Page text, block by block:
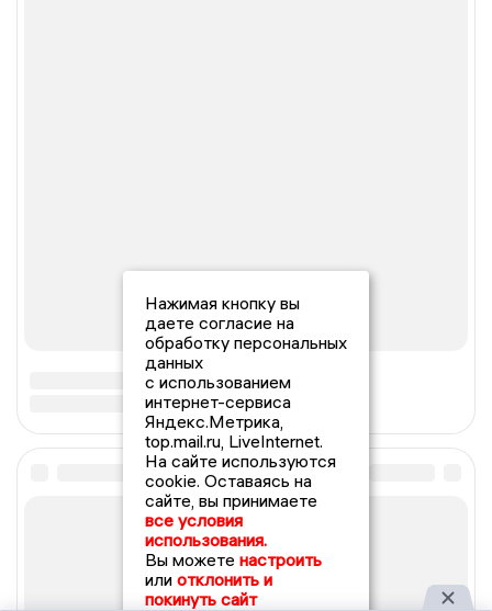
Нажимая кнопку вы
даете согласие на
обработку персональных
данных
с использованием
интернет-сервиса
Яндекс.Метрика,
top.mail.ru, LiveInternet.
На сайте используются
cookie. Оставаясь на
сайте, вы принимаете
все условия
использования.
Вы можете настроить
или отклонить и
покинуть сайт